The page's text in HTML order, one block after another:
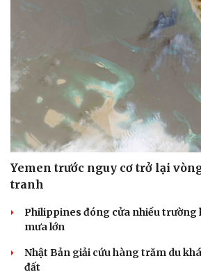
Yemen trước nguy cơ trở lại
tranh
Philippines đóng cửa nhiều trường
mưa lớn
Nhật Bản giải cứu hàng trăm du
đất